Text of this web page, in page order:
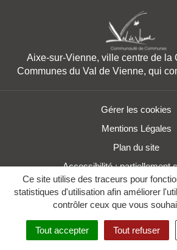
Ce site utilise des traceurs pour
statistiques d'utilisation afin améliorer
contrôler ceux que vous
Tout accepter Tout refuser
Aixe-sur-Vienne, ville centre de la
Communes du Val de Vienne, qui
Gérer les cookies
Mentions Légales
Plan du site
Accessibilité : partiellement